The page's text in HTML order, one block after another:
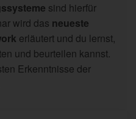
sind hierfür
wird das neueste
erläutert und du lernst,
und beurteilen kannst.
Erkenntnisse der